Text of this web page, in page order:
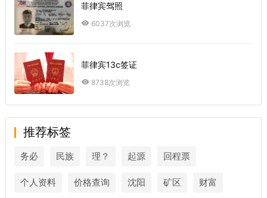
菲律宾驾照
6037次浏览
菲律宾13c签证
8738次浏览
推荐标签
务必 民族 理？ 起源 回程票
个人资料 价格查询 沈阳 矿区 财富